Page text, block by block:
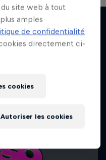
!avec Madars Apse
site web à tout
amples
de confidentialité
directement ci-
cookies
Autoriser les cookies